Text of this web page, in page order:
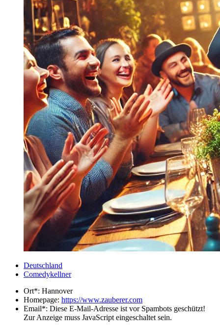
Deutschland
Comedykellner
Ort*: Hannover
Homepage: https://www.zauberer.com
Email*: Diese E-Mail-Adresse ist vor Spambots geschützt!
Zur Anzeige muss JavaScript eingeschaltet sein.